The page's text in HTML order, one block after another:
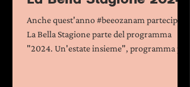
Anche quest'anno #beeozanam partecipa a
La Bella Stagione parte del programma
"2024. Un'estate insieme", programma per